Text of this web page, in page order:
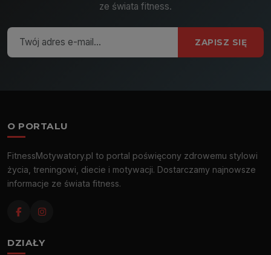
ze świata fitness.
ZAPISZ SIĘ
O PORTALU
FitnessMotywatory.pl to portal poświęcony zdrowemu stylowi
życia, treningowi, diecie i motywacji. Dostarczamy najnowsze
informacje ze świata fitness.
DZIAŁY